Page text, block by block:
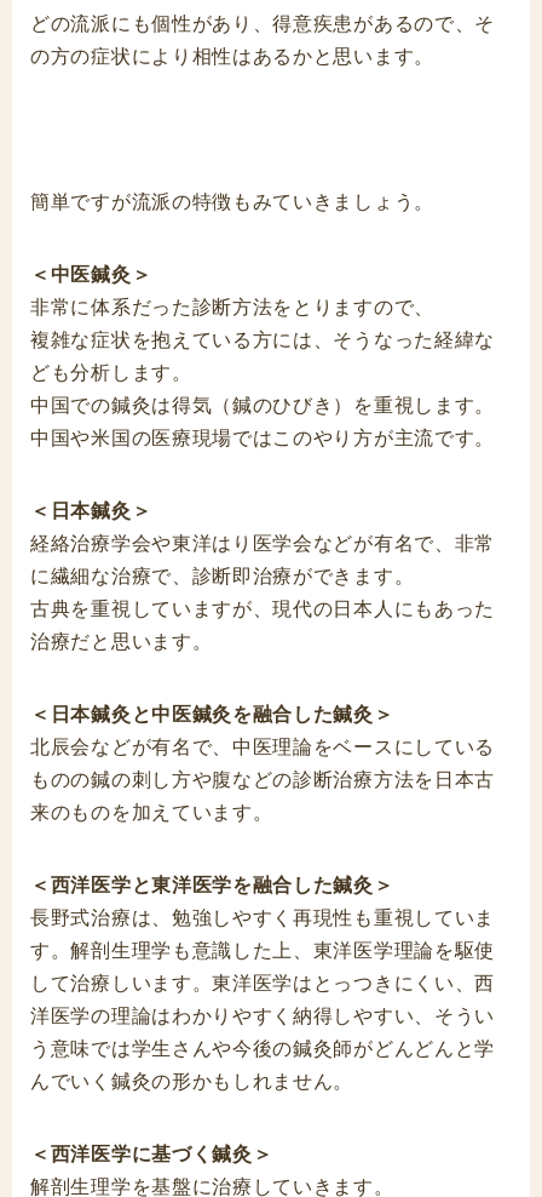
どの流派にも個性があり、得意疾患があるので、そ
の方の症状により相性はあるかと思います。
簡単ですが流派の特徴もみていきましょう。
＜中医鍼灸＞
非常に体系だった診断方法をとりますので、
複雑な症状を抱えている方には、そうなった経緯な
ども分析します。
中国での鍼灸は得気（鍼のひびき）を重視します。
中国や米国の医療現場ではこのやり方が主流です。
＜日本鍼灸＞
経絡治療学会や東洋はり医学会などが有名で、非常
に繊細な治療で、診断即治療ができます。
古典を重視していますが、現代の日本人にもあった
治療だと思います。
＜日本鍼灸と中医鍼灸を融合した鍼灸＞
北辰会などが有名で、中医理論をベースにしている
ものの鍼の刺し方や腹などの診断治療方法を日本古
来のものを加えています。
＜西洋医学と東洋医学を融合した鍼灸＞
長野式治療は、勉強しやすく再現性も重視していま
す。解剖生理学も意識した上、東洋医学理論を駆使
して治療しいます。東洋医学はとっつきにくい、西
洋医学の理論はわかりやすく納得しやすい、そうい
う意味では学生さんや今後の鍼灸師がどんどんと学
んでいく鍼灸の形かもしれません。
＜西洋医学に基づく鍼灸＞
解剖生理学を基盤に治療していきます。